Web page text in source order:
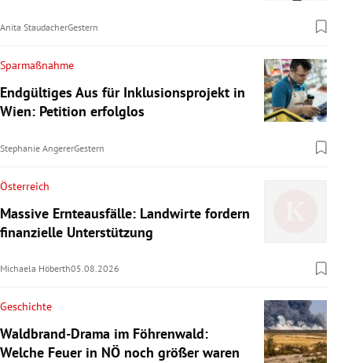
Anita StaudacherGestern
Sparmaßnahme
Endgültiges Aus für Inklusionsprojekt in
Wien: Petition erfolglos
Stephanie AngererGestern
Österreich
Massive Ernteausfälle: Landwirte fordern
finanzielle Unterstützung
Michaela Höberth05.08.2026
Geschichte
Waldbrand-Drama im Föhrenwald:
Welche Feuer in NÖ noch größer waren